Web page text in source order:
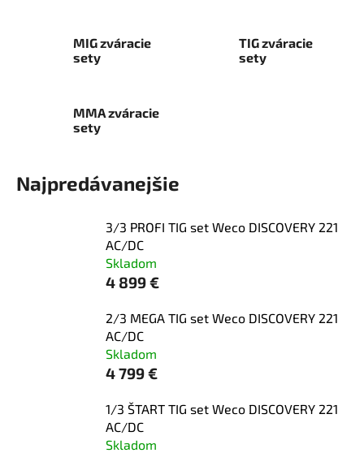
MIG zváracie
sety
TIG zváracie
sety
MMA zváracie
sety
Najpredávanejšie
3/3 PROFI TIG set Weco DISCOVERY 221
AC/DC
Skladom
4 899 €
2/3 MEGA TIG set Weco DISCOVERY 221
AC/DC
Skladom
4 799 €
1/3 ŠTART TIG set Weco DISCOVERY 221
AC/DC
Skladom